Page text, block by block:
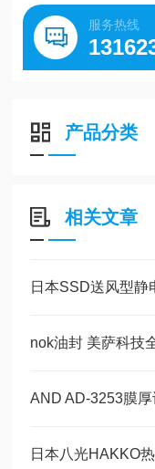
服务热线
产品分类
相关文章
nok油封 美萨科技
AND AD-3253膜厚